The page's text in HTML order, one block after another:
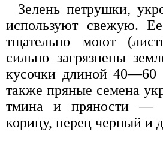
Зелень петрушки,
используют свежую.
тщательно моют
сильно загрязнены
кусочки длиной
также пряные семена
тмина и пряности —
корицу, перец черный и